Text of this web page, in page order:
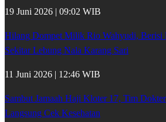
19 Juni 2026 | 09:02 WIB
Hilang Dompet Milik Rio Wahyudi, Berisi
Sekitar Lebung Nala Karang Sari
11 Juni 2026 | 12:46 WIB
Sambut Jamaah Haji Kloter 17, Tim
Langsung Cek Kesehatan